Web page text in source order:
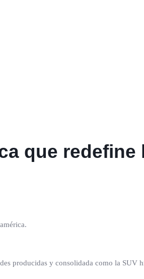
que redefine
producidas y consolidada como la SUV